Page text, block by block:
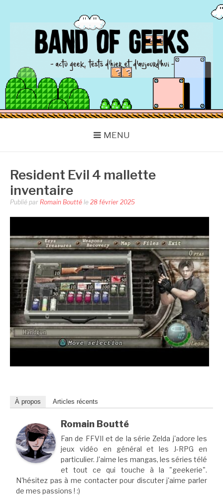
BAND OF GEEKS
Actu Geek d'hier et d'aujourd'hui
MENU
Resident Evil 4 mallette
inventaire
Publié par Romain Boutté le 28 février 2025
À propos Articles récents
Romain Boutté
Fan de FFVII et de la série Zelda j'adore les
jeux vidéo en général et les J-RPG en
particulier. J'aime les mangas, les séries télé
et tout ce qui touche à la "geekerie".
N'hésitez pas à me contacter pour discuter j'aime parler
de mes passions ! :)